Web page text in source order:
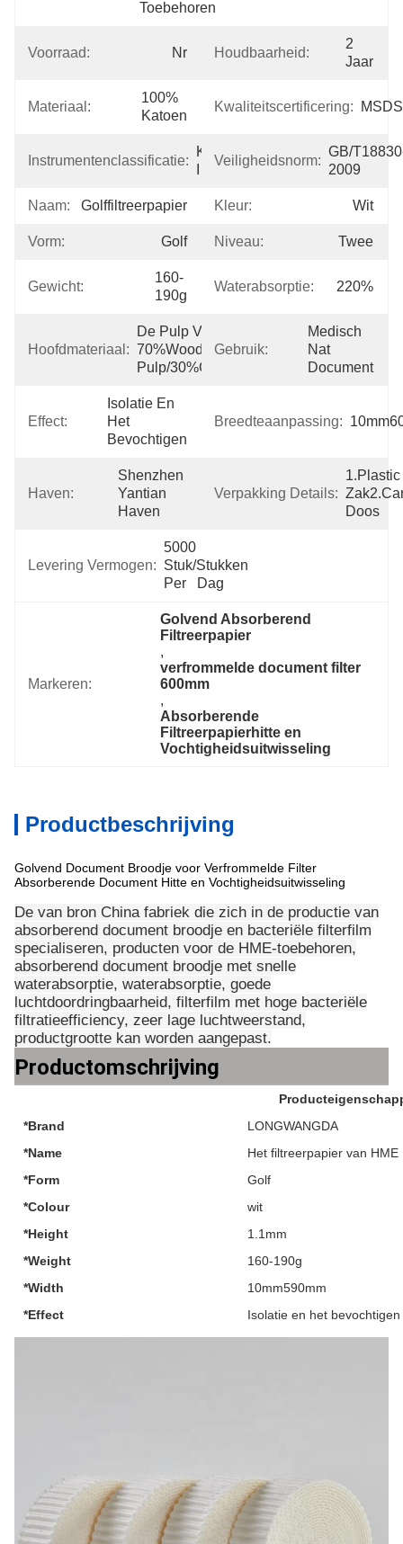
Toebehoren
Voorraad: Nr Houdbaarheid:
2
Jaar
Materiaal:
100%
Katoen
Kwaliteitscertificering: MSDS
Instrumentenclassificatie:
Klasse
Veiligheidsnorm:
GB/
2009
Naam: Golffiltreerpapier Kleur: Wit
Vorm: Golf Niveau: Twee
Gewicht:
160-
190g
Waterabsorptie: 220%
Hoofdmateriaal:
De Pulp Van
70%Wood
Pulp/30%Cotton
Gebruik:
Medisch
Nat
Document
Effect:
Isolatie En
Het
Bevochtigen
Breedteaanpassing:
Haven:
Shenzhen
Yantian
Haven
Verpakking Details:
1.Plastic
Doos
Levering Vermogen:
5000
Stuk/Stukken
Per   Dag
Markeren:
Golvend Absorberend
Filtreerpapier
,
verfrommelde document filter
600mm
,
Absorberende
Filtreerpapierhitte en
Vochtigheidsuitwisseling
Productbeschrijving
Golvend Document Broodje voor Verfrommelde Filter
Absorberende Document Hitte en Vochtigheidsuitwisseling
De van bron China fabriek die zich in de productie van
absorberend document broodje en bacteriële filterfilm
specialiseren, producten voor de HME-toebehoren,
absorberend document broodje met snelle
waterabsorptie, waterabsorptie, goede
luchtdoordringbaarheid, filterfilm met hoge bacteriële
filtratieefficiency, zeer lage luchtweerstand,
productgrootte kan worden aangepast.
Productomschrijving
*Brand
LONGWANGDA
*Name
Het filtreerpapier van HME
*Form
Golf
*Colour
wit
*Height
1.1mm
*Weight
160-190g
*Width
10mm590mm
*Effect
Isolatie en het bevochtigen